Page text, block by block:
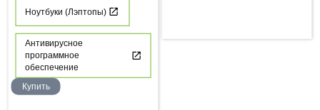
Ноутбуки (Лэптопы)
Антивирусное
программное
обеспечение
Купить